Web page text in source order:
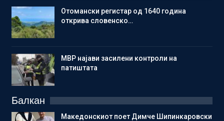
Отомански регистар од 1640 година
открива словенско…
МВР најави засилени контроли на
патиштата
Балкан
Македонскиот поет Димче Шипинкаровски